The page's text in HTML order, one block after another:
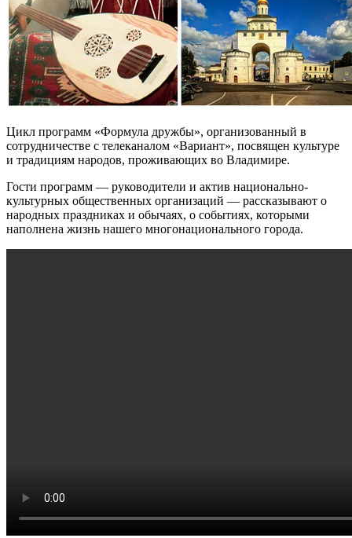
Цикл программ «Формула дружбы», организованный в
сотрудничестве с телеканалом «Вариант», посвящен культуре
и традициям народов, проживающих во Владимире.
Гости программ — руководители и актив национально-
культурных общественных организаций — рассказывают о
народных праздниках и обычаях, о событиях, которыми
наполнена жизнь нашего многонационального города.